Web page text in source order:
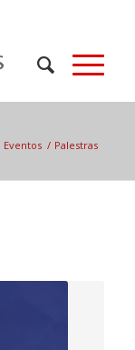
Eventos / Palestras